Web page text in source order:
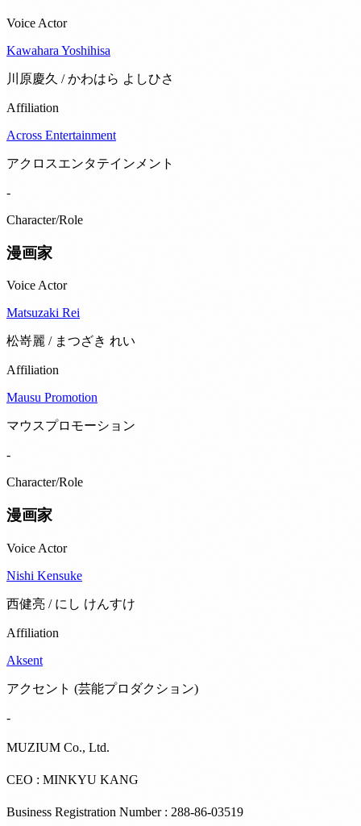
Voice Actor
Kawahara Yoshihisa
川原慶久 / かわはら よしひさ
Affiliation
Across Entertainment
アクロスエンタテインメント
-
Character/Role
漫画家
Voice Actor
Matsuzaki Rei
松嵜麗 / まつざき れい
Affiliation
Mausu Promotion
マウスプロモーション
-
Character/Role
漫画家
Voice Actor
Nishi Kensuke
西健亮 / にし けんすけ
Affiliation
Aksent
アクセント (芸能プロダクション)
-
MUZIUM Co., Ltd.
CEO : MINKYU KANG
Business Registration Number : 288-86-03519